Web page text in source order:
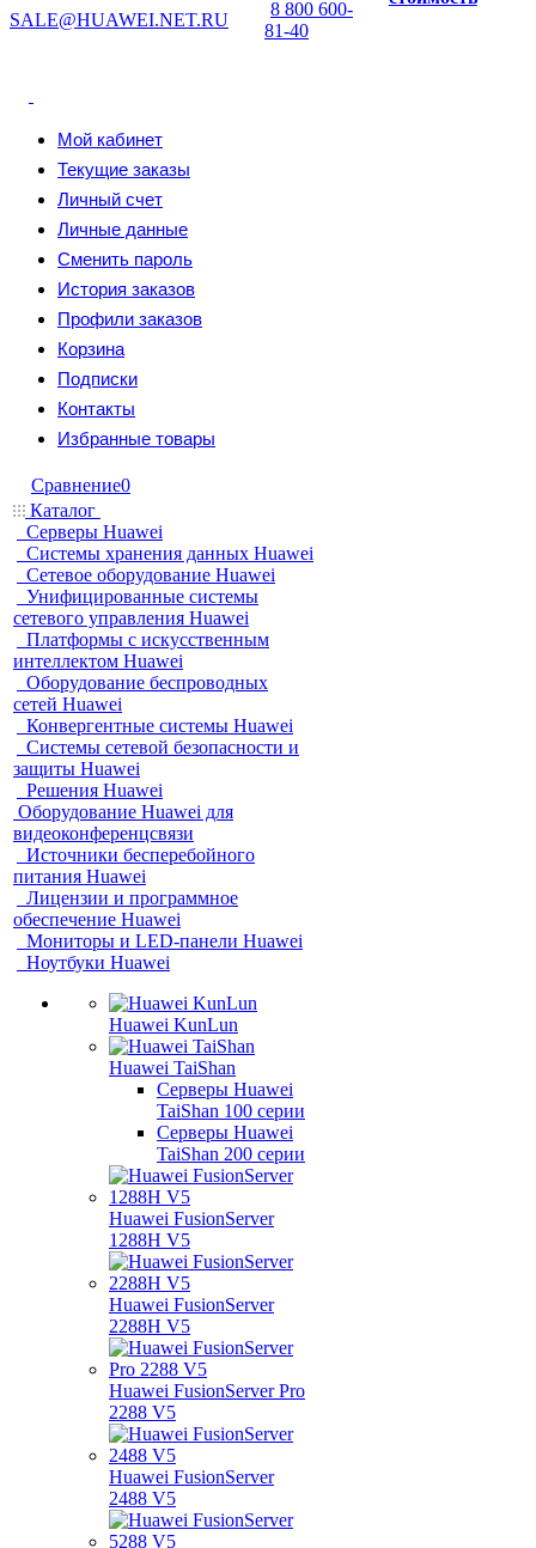
SALE@HUAWEI.NET.RU
8 800 600-
81-40
Мой кабинет
Текущие заказы
Личный счет
Личные данные
Сменить пароль
История заказов
Профили заказов
Корзина
Подписки
Контакты
Избранные товары
Сравнение0
Каталог
Серверы Huawei
Системы хранения данных Huawei
Сетевое оборудование Huawei
Унифицированные системы
сетевого управления Huawei
Платформы с искусственным
интеллектом Huawei
Оборудование беспроводных
сетей Huawei
Конвергентные системы Huawei
Системы сетевой безопасности и
защиты Huawei
Решения Huawei
Оборудование Huawei для
видеоконференцсвязи
Источники бесперебойного
питания Huawei
Лицензии и программное
обеспечение Huawei
Мониторы и LED-панели Huawei
Ноутбуки Huawei
Huawei KunLun
Huawei TaiShan
Серверы Huawei
TaiShan 100 серии
Серверы Huawei
TaiShan 200 серии
Huawei FusionServer
1288H V5
Huawei FusionServer
2288H V5
Huawei FusionServer Pro
2288 V5
Huawei FusionServer
2488 V5